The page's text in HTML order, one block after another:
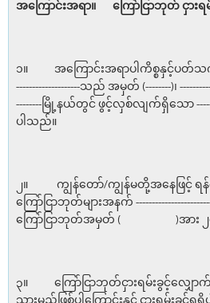
အကြောင်းအရာ။ ကြော်ငြာဘုတ် ငှားရ
၁။ အကြောင်းအရာပါကိစ္စနှင့်ပတ်သက်၍ က
--------------------သည် အမှတ် (--------)၊
--------မြို့နယ်တွင် ဖွင့်လှစ်လျက်ရှိသော
ပါသည်။
၂။ ကျွန်တော်/ကျွန်မတို့အနေဖြင့် ရ
ကြော်ငြာဘုတ်များအနက်
ကြော်ငြာဘုတ်အမှတ် ( )အား ၂၀၂
၃။ ကြော်ငြာဘုတ်ငှားရမ်းခွင့်လျှော